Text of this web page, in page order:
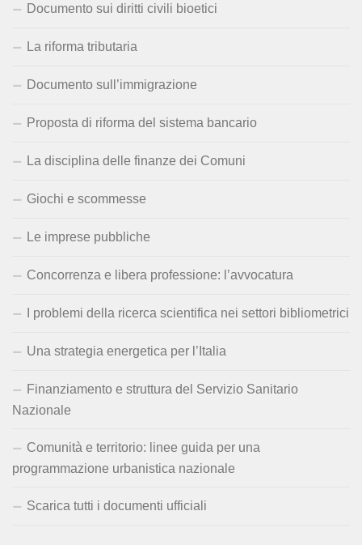
Documento sui diritti civili bioetici
La riforma tributaria
Documento sull’immigrazione
Proposta di riforma del sistema bancario
La disciplina delle finanze dei Comuni
Giochi e scommesse
Le imprese pubbliche
Concorrenza e libera professione: l’avvocatura
I problemi della ricerca scientifica nei settori bibliometrici
Una strategia energetica per l’Italia
Finanziamento e struttura del Servizio Sanitario
Nazionale
Comunità e territorio: linee guida per una
programmazione urbanistica nazionale
Scarica tutti i documenti ufficiali